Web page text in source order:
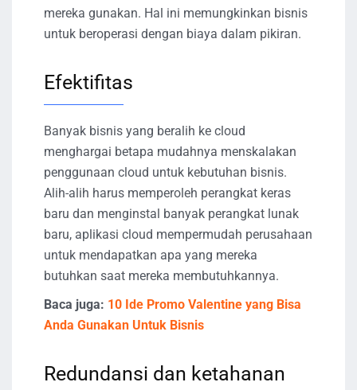
mereka gunakan. Hal ini memungkinkan bisnis
untuk beroperasi dengan biaya dalam pikiran.
Efektifitas
Banyak bisnis yang beralih ke cloud
menghargai betapa mudahnya menskalakan
penggunaan cloud untuk kebutuhan bisnis.
Alih-alih harus memperoleh perangkat keras
baru dan menginstal banyak perangkat lunak
baru, aplikasi cloud mempermudah perusahaan
untuk mendapatkan apa yang mereka
butuhkan saat mereka membutuhkannya.
Baca juga: 10 Ide Promo Valentine yang Bisa
Anda Gunakan Untuk Bisnis
Redundansi dan ketahanan